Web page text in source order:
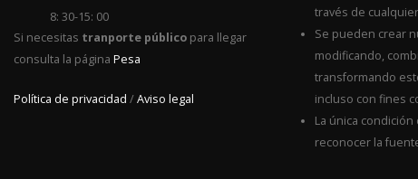
8: 30-15: 00
Si necesitas tranporte públicopara llegar
consulta la página Pesa
Política de privacidad /Aviso legal
través de
Se pueden crear
modificando,
transformando
incluso con fines
La única
reconocer la